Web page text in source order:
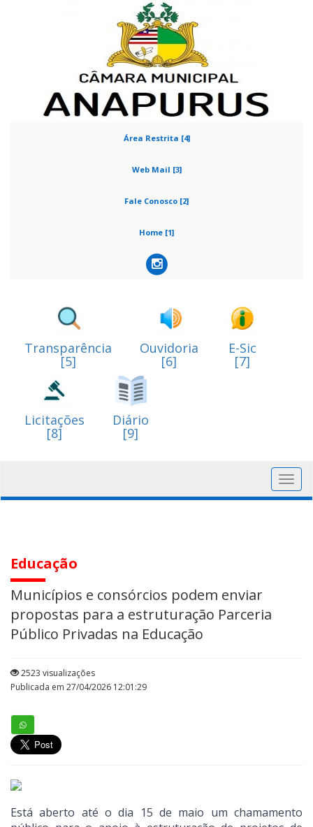
Área Restrita [4]
Web Mail [3]
Fale Conosco [2]
Home [1]
Transparência
[5]
Ouvidoria
[6]
E-Sic
[7]
Licitações
[8]
Diário
[9]
Educação
Municípios e consórcios podem enviar
propostas para a estruturação Parceria
Público Privadas na Educação
2523 visualizações
Publicada em 27/04/2026 12:01:29
Está aberto até o dia 15 de maio um chamamento